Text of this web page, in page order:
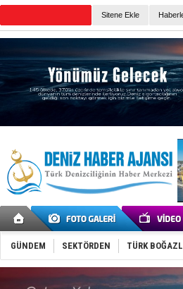
Sitene Ekle
GÜNDEM SEKTÖRDEN TÜRK